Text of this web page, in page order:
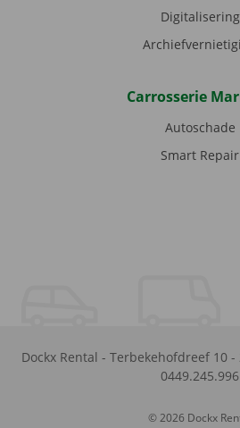
Digitalisering
Carrosserie
Autoschade
Smart Repair
Dockx Rental - Terbekehofdreef 10 -
0449.245.996
© 2026 Dockx